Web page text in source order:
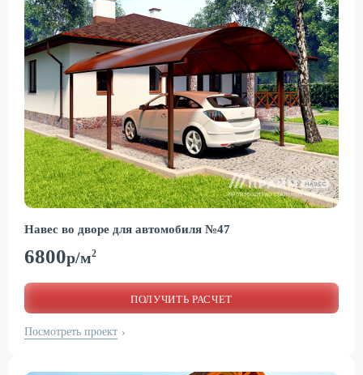
Навес во дворе для автомобиля №47
6800р/м2
ПОЛУЧИТЬ РАСЧЕТ
Посмотреть проект ›